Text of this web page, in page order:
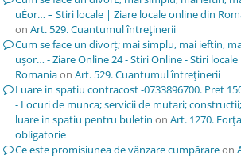
uÈor… – Stiri locale | Ziare locale online din
on Art. 529. Cuantumul întreţinerii
Cum se face un divorț; mai simplu, mai ieftin,
ușor… - Ziare Online 24 - Stiri Online - Stiri locale
Romaniaon Art. 529. Cuantumul întreţinerii
Luare in spatiu contracost -0733896700. Pret
- Locuri de munca; servicii de mutari; constructii;
luare in spatiu pentru buletin on Art. 1270. Forţa
obligatorie
Ce este promisiunea de vânzare cumpărareon